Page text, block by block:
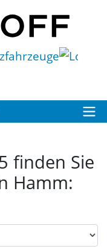
finden Sie
Hamm: